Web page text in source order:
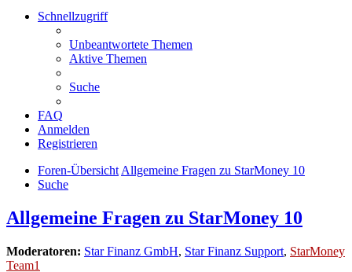
Schnellzugriff
Unbeantwortete Themen
Aktive Themen
Suche
FAQ
Anmelden
Registrieren
Foren-ÜbersichtAllgemeine Fragen zu StarMoney 10
Suche
Allgemeine Fragen zu StarMoney 10
Moderatoren: Star Finanz GmbH, Star Finanz Support, StarMoney
Team1